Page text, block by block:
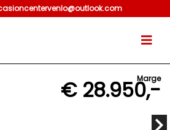
Marge
€ 28.950,-